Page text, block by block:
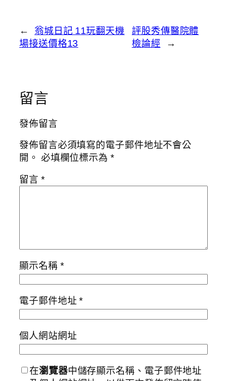
←
翁城日記 11玩翻天機
場接送價格13
評股秀傳醫院體
檢論經
→
留言
發佈留言
發佈留言必須填寫的電子郵件地址不會公
開。 必填欄位標示為 *
留言 *
顯示名稱 *
電子郵件地址*
個人網站網址
在瀏覽器中儲存顯示名稱、電子郵件地址